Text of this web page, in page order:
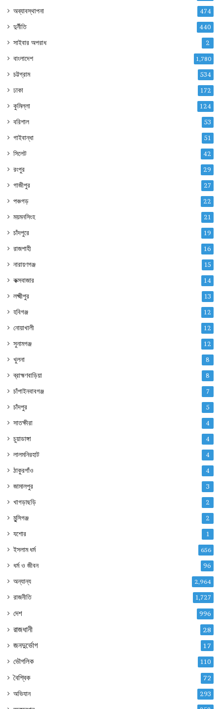
অব্যাবস্থাপনা 474
দুর্নীতি 440
সাইবার অপরাধ 2
বাংলাদেশ 1,780
চট্টগ্রাম 534
ঢাকা 172
কুমিল্লা 124
বরিশাল 53
গাইবান্ধা 51
সিলেট 42
রংপুর 29
গাজীপুর 27
পঞ্চগড় 22
ময়মনসিংহ 21
চাঁদপুরে 19
রাজশাহী 16
নারায়ণগঞ্জ 15
কক্সবাজার 14
লক্ষ্মীপুর 13
হবিগঞ্জ 12
নোয়াখালী 12
সুনামগঞ্জ 12
খুলনা 8
ব্রাহ্মণবাড়িয়া 8
চাঁপাইনবাবগঞ্জ 7
চাঁদপুর 5
সাতক্ষীরা 4
চুয়াডাঙ্গা 4
লালমনিরহাট 4
ঠাকুরগাঁও 4
জামালপুর 3
খাগড়াছড়ি 2
মুন্সিগঞ্জ 2
যশোর 1
ইসলাম ধর্ম 656
ধর্ম ও জীবন 96
অন্যান্য 2,964
রাজনীতি 1,727
দেশ 996
রাজধানী 28
জনদুর্ভোগ 17
ভৌগলিক 110
বৈশ্বিক 72
অভিযান 293